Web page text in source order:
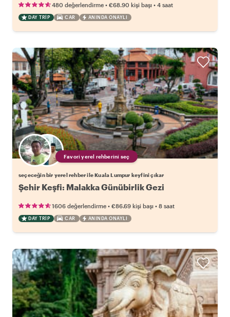
480 değerlendirme • €68.90 kişi başı • 4 saat
DAY TRIP CAR ANINDA ONAYLI
Favori yerel rehberini seç
seçeceğin bir yerel rehber ile Kuala Lumpur keyfini çıkar
Şehir Keşfi: Malakka Günübirlik Gezi
1606 değerlendirme • €86.69 kişi başı • 8 saat
DAY TRIP CAR ANINDA ONAYLI